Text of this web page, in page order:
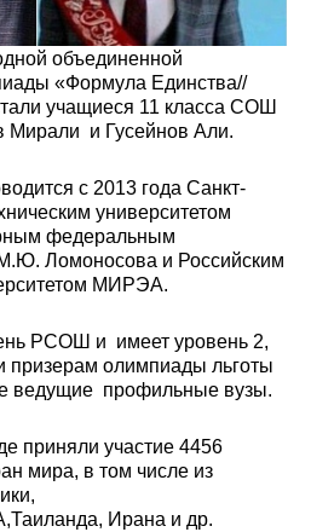
объединенной
«Формула Единства//
учащиеся 11 класса СОШ
Мирали и Гусейнов Али.
с 2013 года Санкт-
университетом
федеральным
Ломоносова и Российским
МИРЭА.
РСОШ и имеет уровень 2,
призерам олимпиады льготы
ведущие профильные вузы.
приняли участие 4456
мира, в том числе из
Ирана и др.